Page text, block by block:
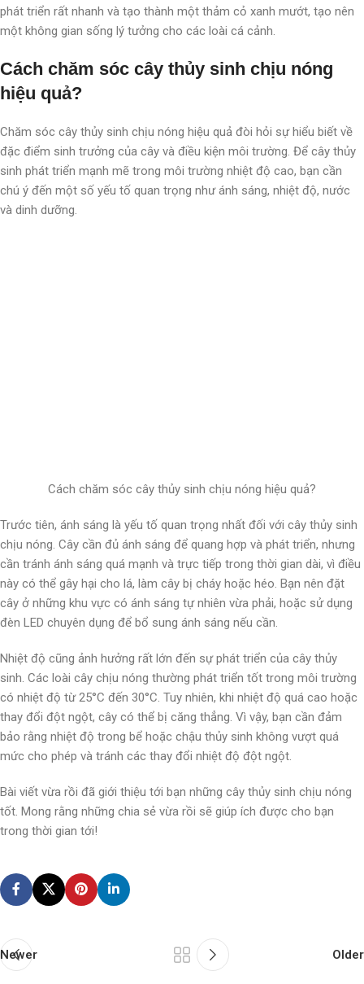
phát triển rất nhanh và tạo thành một thảm cỏ xanh mướt, tạo nên
một không gian sống lý tưởng cho các loài cá cảnh.
Cách chăm sóc cây thủy sinh chịu nóng
hiệu quả?
Chăm sóc cây thủy sinh chịu nóng hiệu quả đòi hỏi sự hiểu biết về
đặc điểm sinh trưởng của cây và điều kiện môi trường. Để cây thủy
sinh phát triển mạnh mẽ trong môi trường nhiệt độ cao, bạn cần
chú ý đến một số yếu tố quan trọng như ánh sáng, nhiệt độ, nước
và dinh dưỡng.
Cách chăm sóc cây thủy sinh chịu nóng hiệu quả?
Trước tiên, ánh sáng là yếu tố quan trọng nhất đối với cây thủy sinh
chịu nóng. Cây cần đủ ánh sáng để quang hợp và phát triển, nhưng
cần tránh ánh sáng quá mạnh và trực tiếp trong thời gian dài, vì điều
này có thể gây hại cho lá, làm cây bị cháy hoặc héo. Bạn nên đặt
cây ở những khu vực có ánh sáng tự nhiên vừa phải, hoặc sử dụng
đèn LED chuyên dụng để bổ sung ánh sáng nếu cần.
Nhiệt độ cũng ảnh hưởng rất lớn đến sự phát triển của cây thủy
sinh. Các loài cây chịu nóng thường phát triển tốt trong môi trường
có nhiệt độ từ 25°C đến 30°C. Tuy nhiên, khi nhiệt độ quá cao hoặc
thay đổi đột ngột, cây có thể bị căng thẳng. Vì vậy, bạn cần đảm
bảo rằng nhiệt độ trong bể hoặc chậu thủy sinh không vượt quá
mức cho phép và tránh các thay đổi nhiệt độ đột ngột.
Bài viết vừa rồi đã giới thiệu tới bạn những cây thủy sinh chịu nóng
tốt. Mong rằng những chia sẻ vừa rồi sẽ giúp ích được cho bạn
trong thời gian tới!
Newer Older